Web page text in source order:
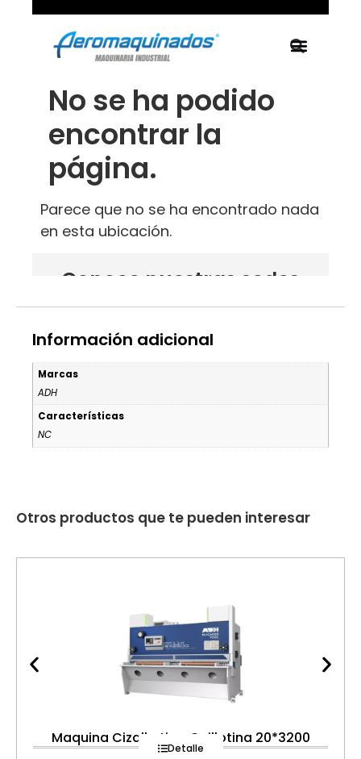
Información adicional
Marcas
ADH
Características
NC
Otros productos que te pueden interesar
Maquina Cizalla tipo Guillotina 20*3200
Detalle